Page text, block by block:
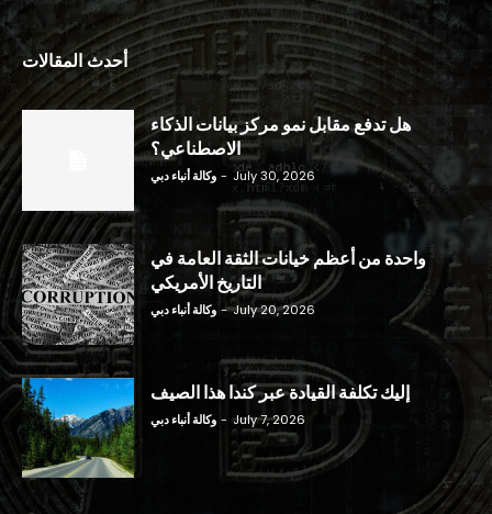
أحدث المقالات
هل تدفع مقابل نمو مركز بيانات الذكاء
الاصطناعي؟
وكالة أنباء دبي - July 30, 2026
واحدة من أعظم خيانات الثقة العامة في
التاريخ الأمريكي
وكالة أنباء دبي - July 20, 2026
إليك تكلفة القيادة عبر كندا هذا الصيف
وكالة أنباء دبي - July 7, 2026